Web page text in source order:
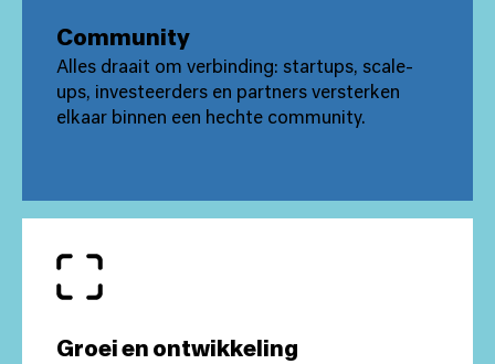
Community
Alles draait om verbinding: startups, scale-
ups, investeerders en partners versterken
elkaar binnen een hechte community.
Groei en ontwikkeling